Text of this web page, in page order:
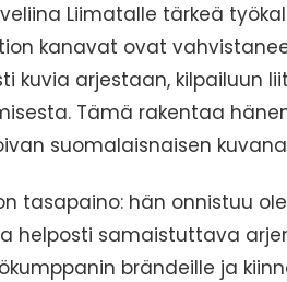
Liimatalle tärkeä
kanavat ovat
kuvia arjestaan, kilpailuun
Tämä rakentaa
suomalaisnaisen
tasapaino: hän onnistuu
helposti samaistuttava
brändeille ja